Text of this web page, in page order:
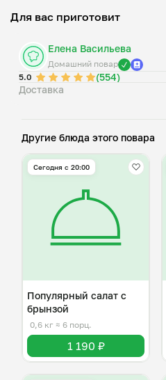
Для вас приготовит
Елена Васильева
Домашний повар
5.0
(554)
Доставка
Другие блюда этого повара
Сегодня с 20:00
Популярный салат с
брынзой
0,6 кг ≈ 6 порц.
1 190 ₽